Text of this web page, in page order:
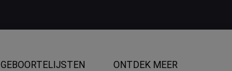
GEBOORTELIJSTEN ONTDEK MEER